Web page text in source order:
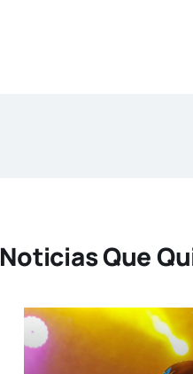
Noticias Que